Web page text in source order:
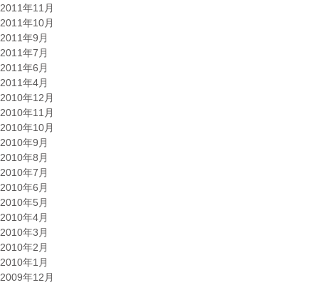
2011年11月
2011年10月
2011年9月
2011年7月
2011年6月
2011年4月
2010年12月
2010年11月
2010年10月
2010年9月
2010年8月
2010年7月
2010年6月
2010年5月
2010年4月
2010年3月
2010年2月
2010年1月
2009年12月